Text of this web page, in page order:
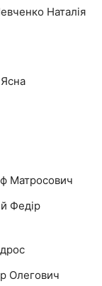
Наталія
Матросович
Федір
Олегович